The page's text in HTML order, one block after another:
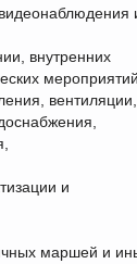
внутренних
вентиляции,
и
маршей и